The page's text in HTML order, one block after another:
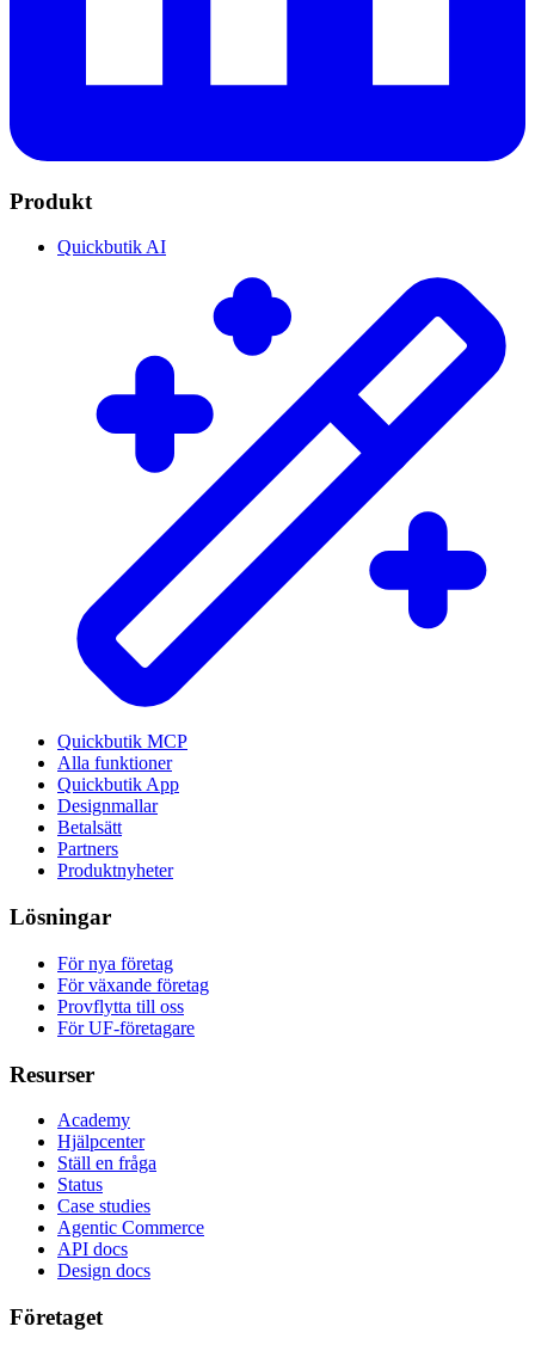
Produkt
Quickbutik AI
Quickbutik MCP
Alla funktioner
Quickbutik App
Designmallar
Betalsätt
Partners
Produktnyheter
Lösningar
För nya företag
För växande företag
Provflytta till oss
För UF-företagare
Resurser
Academy
Hjälpcenter
Ställ en fråga
Status
Case studies
Agentic Commerce
API docs
Design docs
Företaget